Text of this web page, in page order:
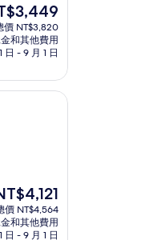
價 NT$3,820
和其他費用
日 - 9 月 1 日
價 NT$4,564
和其他費用
日 - 9 月 1 日